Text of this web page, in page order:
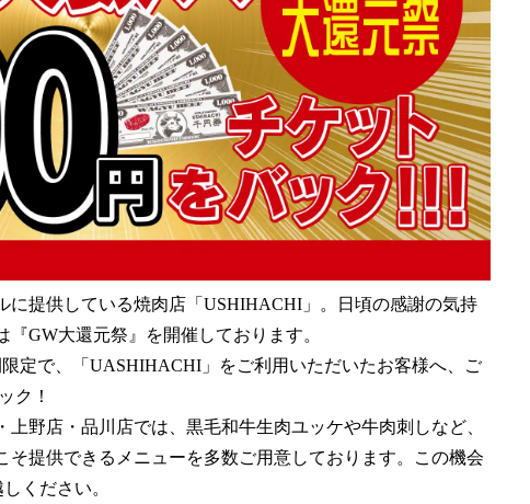
に提供している焼肉店「USHIHACHI」。日頃の感謝の気持
GW大還元祭』を開催しております。
定で、「UASHIHACHI」をご利用いただいたお客様へ、ご
ク！
野店・品川店では、黒毛和牛生肉ユッケや牛肉刺しなど、
そ提供できるメニューを多数ご用意しております。この機会
ください。